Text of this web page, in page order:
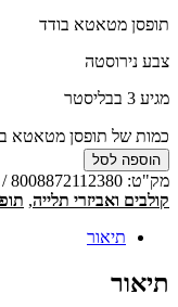
תופסן מטאטא בודד
צבע נירוסטה
מגיע 3 בבליסטר
כמות של תופסן מטאטא
הוספה לסל
מק"ט: 8008872112380
קולבים ואביזרי תלייה,
תיאור
תיאור